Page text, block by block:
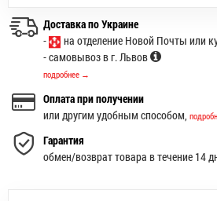
Доставка по Украине
-
на отделение Новой Почты или
- самовывоз в г. Львов
подробнее →
Оплата при получении
или другим удобным способом,
Гарантия
обмен/возврат товара в течение 14